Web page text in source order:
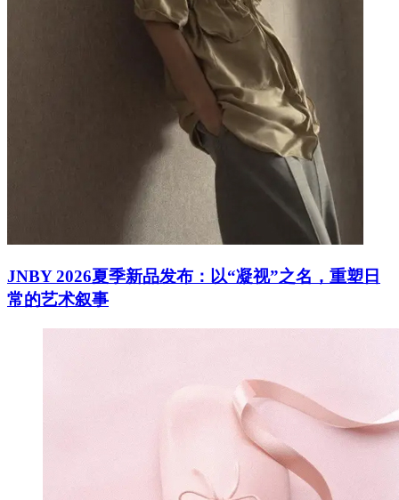
JNBY 2026夏季新品发布：以“凝视”之名，重塑日
常的艺术叙事